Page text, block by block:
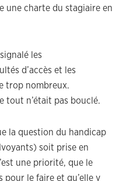
une charte du stagiaire en
les
d’accès et les
trop nombreux.
tout n’était pas bouclé.
la question du handicap
soit prise en
une priorité, que le
pour le faire et qu’elle y